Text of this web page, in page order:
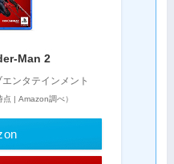
Man 2
ンタテインメント
| Amazon調べ）